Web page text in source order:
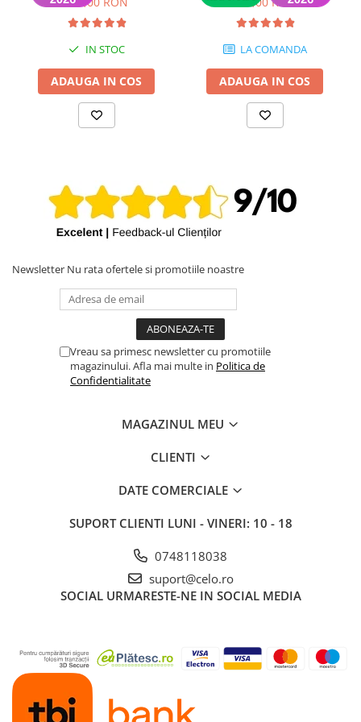
iPhone X
iPhone 8 Plus
iPhone 7 Plus
iPhone SE 2020 2nd
iPhone SE 2022 3rd
iPhone 6 Plus
iPhone 6
Display iPhone
iPhone 6s
Piese & Accesorii iPad
iPad Pro 11″ (2nd gen - 2020)
iPad Pro 12.9″ (1st gen - 2015)
iPad Pro 12.9″ (2nd gen - 2017)
iPad Pro 12.9″ (4th gen - 2020)
iPad Pro 12.9″ (5th gen - 2021)
iPad Pro 12.9″ (6th gen - 2022)
iPad (4th gen)
iPad 9.7″ (5th gen - 2017)
iPad 9.7″ (6th gen - 2018)
IN STOC
ADAUGA IN COS
LA COMANDA
ADAUGA IN COS
Newsletter Nu rata ofertele si promotiile noastre
Vreau sa primesc newsletter cu promotiile
magazinului. Afla mai multe in Politica de
Confidentialitate
MAGAZINUL MEU
CLIENTI
DATE COMERCIALE
SUPORT CLIENTI LUNI - VINERI: 10 - 18
0748118038
suport@celo.ro
SOCIAL URMARESTE-NE IN SOCIAL MEDIA